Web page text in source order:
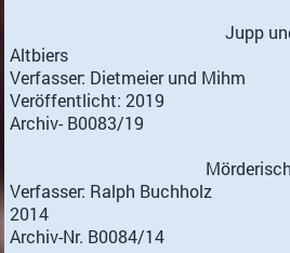
Jupp
Altbiers
Verfasser: Dietmeier und Mihm
Veröffentlicht: 2019
Archiv- B0083/19
Verfasser: Ralph Buchholz
2014
Archiv-Nr. B0084/14